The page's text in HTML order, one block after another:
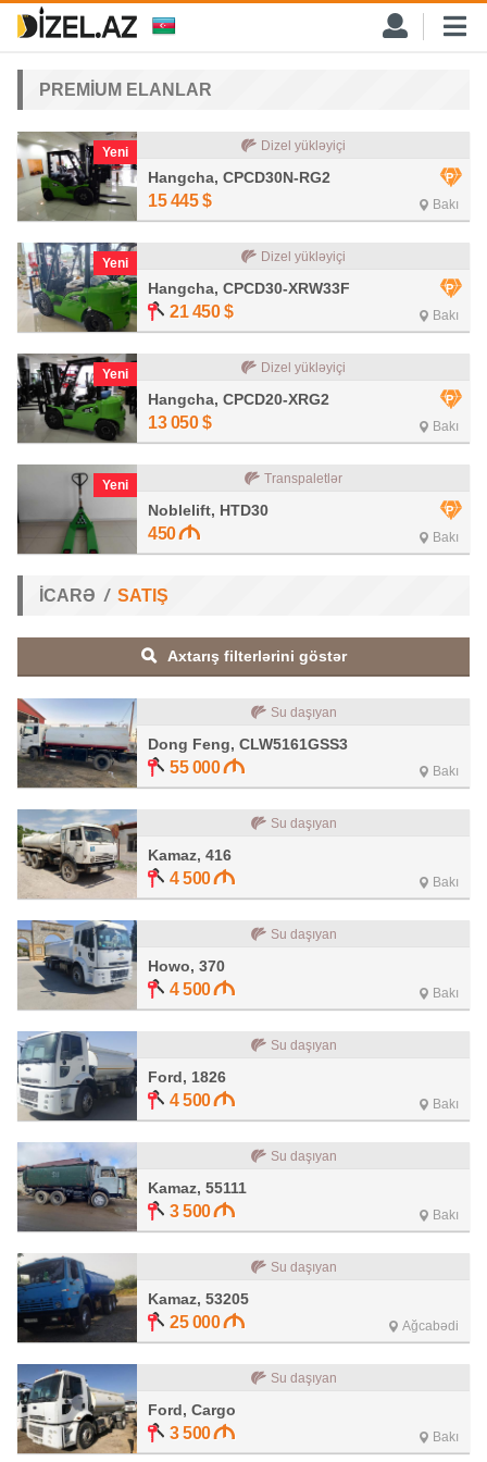
PREMİUM ELANLAR
Yeni Dizel yükləyiçi
Hangcha, CPCD30N-RG2
15 445 $ Bakı
Yeni Dizel yükləyiçi
Hangcha, CPCD30-XRW33F
21 450 $ Bakı
Yeni Dizel yükləyiçi
Hangcha, CPCD20-XRG2
13 050 $ Bakı
Yeni Transpaletlər
Noblelift, HTD30
450 Bakı
İCARƏ SATIŞ
Axtarış filterlərini göstər
Su daşıyan
Dong Feng, CLW5161GSS3
55 000 Bakı
Su daşıyan
Kamaz, 416
4 500 Bakı
Su daşıyan
Howo, 370
4 500 Bakı
Su daşıyan
Ford, 1826
4 500 Bakı
Su daşıyan
Kamaz, 55111
3 500 Bakı
Su daşıyan
Kamaz, 53205
25 000 Ağcabədi
Su daşıyan
Ford, Cargo
3 500 Bakı